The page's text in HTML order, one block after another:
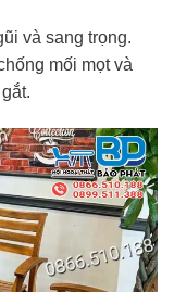
và sang trọng.
mối mọt và